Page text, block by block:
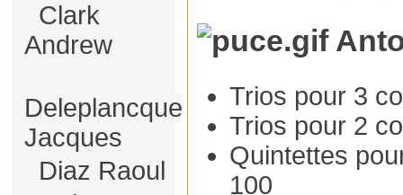
Clark
Andrew
Deleplancque
Jacques
Diaz Raoul
Trios pour 3
Trios pour 2
Quintettes
100